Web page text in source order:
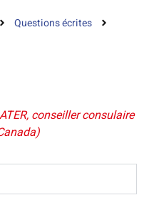
Questions écrites
conseiller consulaire